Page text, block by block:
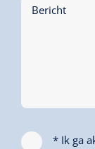
Bericht
* Ik ga